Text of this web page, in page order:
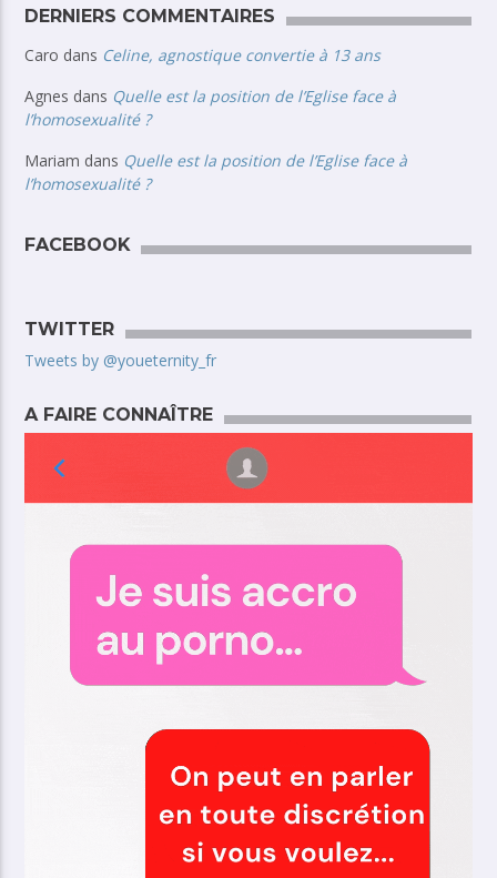
DERNIERS COMMENTAIRES
Caro dans Celine, agnostique convertie à 13 ans
Agnes dans Quelle est la position de l’Eglise face à
l’homosexualité ?
Mariam dans Quelle est la position de l’Eglise face à
l’homosexualité ?
FACEBOOK
TWITTER
Tweets by @youeternity_fr
A FAIRE CONNAÎTRE